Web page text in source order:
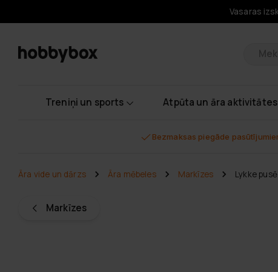
Vasaras
Treniņi un sports Atpūta un āra aktivitātes
Bezmaksas piegāde
Markīzes
Āra vide un dārzs Āra mēbeles Markīzes Lykke